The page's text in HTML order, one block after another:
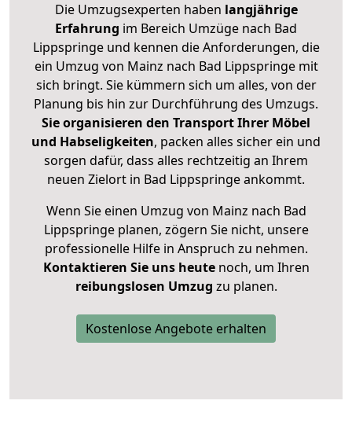
Die Umzugsexperten haben langjährige
Erfahrung im Bereich Umzüge nach Bad
Lippspringe und kennen die Anforderungen, die
ein Umzug von Mainz nach Bad Lippspringe mit
sich bringt. Sie kümmern sich um alles, von der
Planung bis hin zur Durchführung des Umzugs.
Sie organisieren den Transport Ihrer Möbel
und Habseligkeiten, packen alles sicher ein und
sorgen dafür, dass alles rechtzeitig an Ihrem
neuen Zielort in Bad Lippspringe ankommt.
Wenn Sie einen Umzug von Mainz nach Bad
Lippspringe planen, zögern Sie nicht, unsere
professionelle Hilfe in Anspruch zu nehmen.
Kontaktieren Sie uns heutenoch, um Ihren
reibungslosen Umzug zu planen.
Kostenlose Angebote erhalten